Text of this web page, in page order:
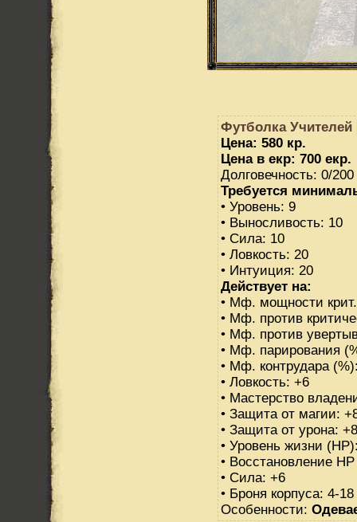
Футболка Учителей
Цена: 580 кр.
Цена в екр: 700 екр.
Долговечность: 0/200
Требуется
• Уровень: 9
• Выносливость: 10
• Сила: 10
• Ловкость: 20
• Интуиция: 20
Действует на:
• Мф. мощности
• Мф. против
• Мф. против
• Мф. парирования
• Мф. контрудара
• Ловкость: +6
• Мастерство
• Защита от магии:
• Защита от урона:
• Уровень жизни
• Восстановление
• Сила: +6
• Броня корпуса: 4-
Особенности: